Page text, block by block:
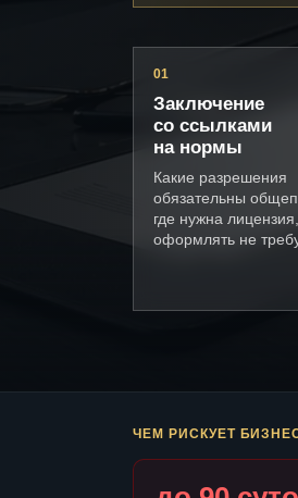
01
Заключение
со ссылками
на нормы
Какие разрешения
обязательны
где нужна
оформлять не
ЧЕМ РИСКУЕТ